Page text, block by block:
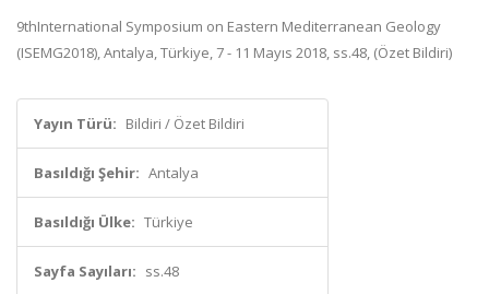
9thInternational Symposium on Eastern Mediterranean Geology
(ISEMG2018), Antalya, Türkiye, 7 - 11 Mayıs 2018, ss.48, (Özet Bildiri)
Yayın Türü: Bildiri / Özet Bildiri
Basıldığı Şehir: Antalya
Basıldığı Ülke: Türkiye
Sayfa Sayıları: ss.48